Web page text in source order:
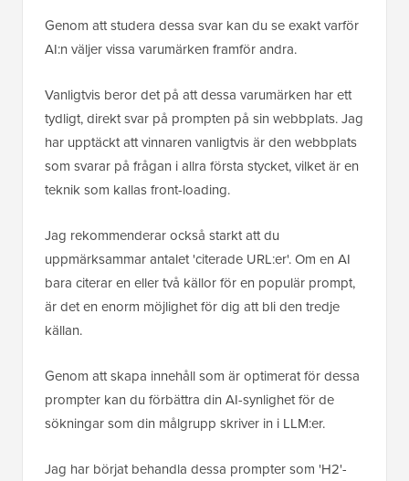
Genom att studera dessa svar kan du se exakt varför
AI:n väljer vissa varumärken framför andra.
Vanligtvis beror det på att dessa varumärken har ett
tydligt, direkt svar på prompten på sin webbplats. Jag
har upptäckt att vinnaren vanligtvis är den webbplats
som svarar på frågan i allra första stycket, vilket är en
teknik som kallas front-loading.
Jag rekommenderar också starkt att du
uppmärksammar antalet 'citerade URL:er'. Om en AI
bara citerar en eller två källor för en populär prompt,
är det en enorm möjlighet för dig att bli den tredje
källan.
Genom att skapa innehåll som är optimerat för dessa
prompter kan du förbättra din AI-synlighet för de
sökningar som din målgrupp skriver in i LLM:er.
Jag har börjat behandla dessa prompter som 'H2'-